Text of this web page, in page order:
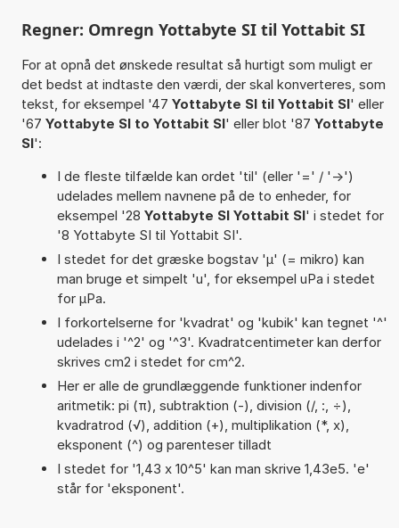
Regner: Omregn Yottabyte SI til Yottabit SI
For at opnå det ønskede resultat så hurtigt som muligt er
det bedst at indtaste den værdi, der skal konverteres, som
tekst, for eksempel '47 Yottabyte SI til Yottabit SI' eller
'67 Yottabyte SI to Yottabit SI' eller blot '87 Yottabyte
SI':
I de fleste tilfælde kan ordet 'til' (eller '=' / '->')
udelades mellem navnene på de to enheder, for
eksempel '28 Yottabyte SI Yottabit SI' i stedet for
'8 Yottabyte SI til Yottabit SI'.
I stedet for det græske bogstav 'µ' (= mikro) kan
man bruge et simpelt 'u', for eksempel uPa i stedet
for µPa.
I forkortelserne for 'kvadrat' og 'kubik' kan tegnet '^'
udelades i '^2' og '^3'. Kvadratcentimeter kan derfor
skrives cm2 i stedet for cm^2.
Her er alle de grundlæggende funktioner indenfor
aritmetik: pi (π), subtraktion (-), division (/, :, ÷),
kvadratrod (√), addition (+), multiplikation (*, x),
eksponent (^) og parenteser tilladt
I stedet for '1,43 x 10^5' kan man skrive 1,43e5. 'e'
står for 'eksponent'.